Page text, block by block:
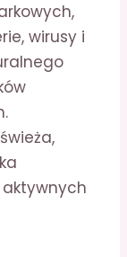
wirusy i